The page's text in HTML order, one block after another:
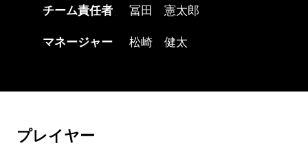
チーム責任者
冨田 憲太郎
マネージャー
松崎 健太
プレイヤー